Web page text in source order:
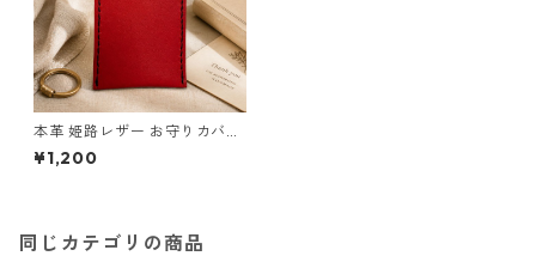
本革 姫路レザー お守りカバー
l204 革小物 お守りケース ハ
ンドメイド
¥1,200
同じカテゴリの商品